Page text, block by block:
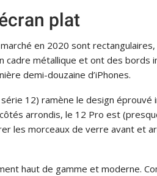
plat
en 2020 sont
cadre métallique et ont des bords
demi-douzaine d’iPhones.
12) ramène le design éprouvé
arrondis, le 12 Pro est
les morceaux de verre avant et
haut de gamme et moderne.